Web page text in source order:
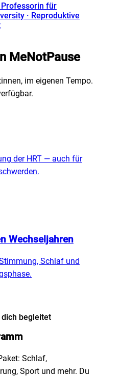
Professorin für
· Reproduktive
MeNotPause
im eigenen Tempo.
der HRT — auch für
Wechseljahren
Schlaf und
dich begleitet
Schlaf,
Sport und mehr. Du